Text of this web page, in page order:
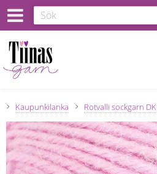
Kaupunkilanka Rotvalli sockgarn DK